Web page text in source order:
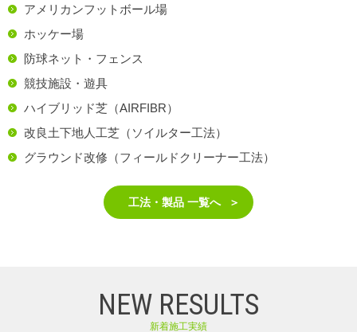
アメリカンフットボール場
ホッケー場
防球ネット・フェンス
競技施設・遊具
ハイブリッド芝（AIRFIBR）
改良土下地人工芝（ソイルター工法）
グラウンド改修（フィールドクリーナー工法）
工法・製品 一覧へ
NEW RESULTS
新着施工実績